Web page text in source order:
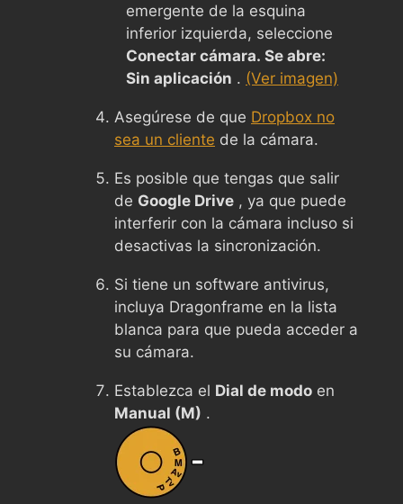
emergente de la esquina
inferior izquierda, seleccione
Conectar cámara. Se abre:
Sin aplicación . (Ver imagen)
Asegúrese de que Dropbox no
sea un cliente de la cámara.
Es posible que tengas que salir
de Google Drive , ya que puede
interferir con la cámara incluso si
desactivas la sincronización.
Si tiene un software antivirus,
incluya Dragonframe en la lista
blanca para que pueda acceder a
su cámara.
Establezca el Dial de modo en
Manual (M) .